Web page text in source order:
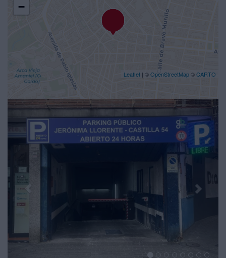
−
Leaflet | ©OpenStreetMap©CARTO
Previous Next